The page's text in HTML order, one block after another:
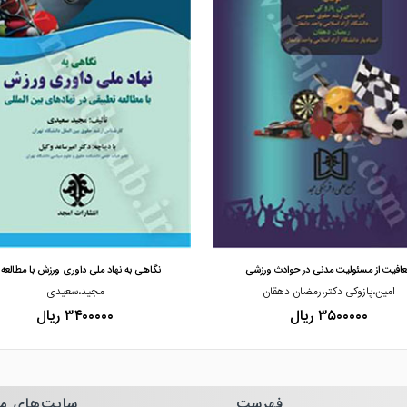
مشاهده و خرید مشاهده و خرید
از مسئولیت مدنی در حوادث ورزشی
امین،پازوکی دکتر،رمضان دهقان
۳۵۰۰۰۰۰ ریال
نگاهی به نهاد ملی داوری ورزش با
مجید،سعیدی
۳۴۰۰۰۰۰ ریال